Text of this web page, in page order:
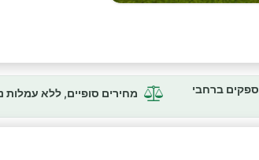
השוואה בין למעלה מ-50 ספקים ברחבי
מחירים סופיים, ללא עמלות